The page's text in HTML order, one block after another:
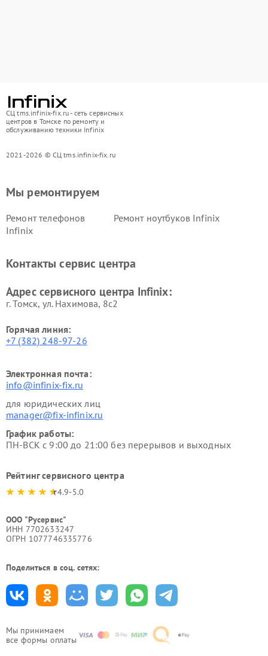
СЦ tms.infinix-fix.ru - сеть сервисных
центров в Томске по ремонту и
обслуживанию техники Infinix
2021-2026 © СЦ tms.infinix-fix.ru
Мы принимаем
все формы оплаты
Мы ремонтируем
Ремонт телефонов
Infinix
Ремонт ноутбуков Infinix
Контакты сервис центра
Адрес сервисного центра Infinix:
г. Томск, ул. Нахимова, 8с2
Горячая линия:
+7 (382) 248-97-26
Электронная почта:
info@infinix-fix.ru
для юридических лиц
manager@fix-infinix.ru
График работы:
ПН-ВСК с 9:00 до 21:00 без перерывов и выходных
Рейтинг сервисного центра
4.9-5.0
ООО "Русервис"
ИНН 7702633247
ОГРН 1077746335776
Поделиться в соц. сетях: